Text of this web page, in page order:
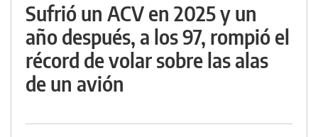
Sufrió un ACV en 2025 y un
año después, a los 97, rompió el
récord de volar sobre las alas
de un avión